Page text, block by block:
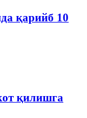
қарийб 10
қилишга